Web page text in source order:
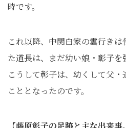
時です。
これ以降、中関白家の雲行き
た道長は、まだ幼い娘・彰子を
こうして彰子は、幼くして父
こととなったのです。